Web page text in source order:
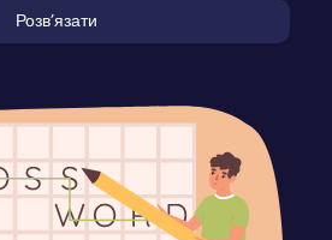
Розвʼязати